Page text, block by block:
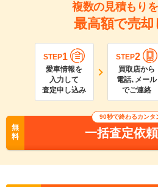
複数の見積もり
最高額で売
STEP1
愛車情報を
入力して
査定申し込み
STEP2
買取店から
電話､メール
でご連絡
無
料
90秒で終わるカンタ
一括査定依